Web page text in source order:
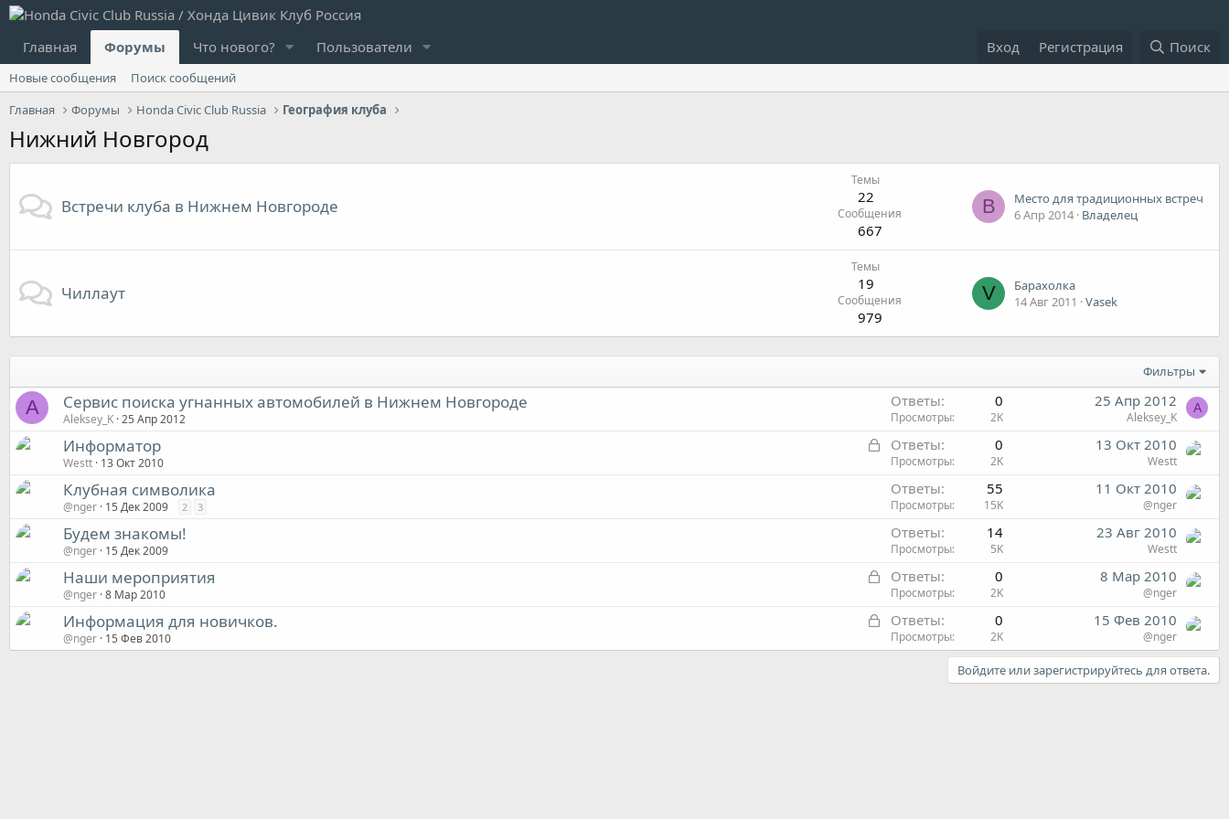
Главная Форумы Что нового? Пользователи Вход Регистрация Поиск
Новые сообщения
Поиск сообщений
Главная
Форумы Honda Civic Club Russia География клуба
Нижний Новгород
Встречи клуба в Нижнем Новгороде
Темы
22
Сообщения
667
В
Место для традиционных встреч
6 Апр 2014 Владелец
Чиллаут
Темы
19
Сообщения
979
V
Барахолка
14 Авг 2011
Vasek
Фильтры
A Сервис поиска угнанных автомобилей в Нижнем Новгороде
Aleksey_K 25 Апр 2012
Ответы 0
Просмотры 2K
25 Апр 2012
Aleksey_K
A
З
Информатор
Westt 13 Окт 2010
Ответы 0
Просмотры 2K
13 Окт 2010
Westt
Клубная символика
@nger 15 Дек 2009 2 3
Ответы 55
Просмотры 15K
11 Окт 2010
@nger
Будем знакомы!
@nger 15 Дек 2009
Ответы 14
Просмотры 5K
23 Авг 2010
Westt
З
р
ы
Наши мероприятия
@nger 8 Мар 2010
Ответы 0
Просмотры 2K
8 Мар 2010
@nger
З
Информация для новичков.
@nger 15 Фев 2010
Ответы 0
Просмотры 2K
15 Фев 2010
@nger
Войдите или зарегистрируйтесь для ответа.